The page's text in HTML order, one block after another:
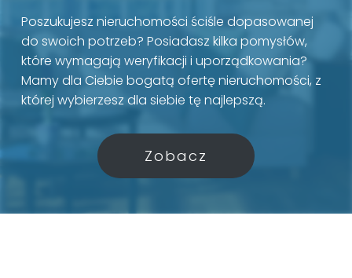
Poszukujesz nieruchomości ściśle dopasowanej
do swoich potrzeb? Posiadasz kilka pomysłów,
które wymagają weryfikacji i uporządkowania?
Mamy dla Ciebie bogatą ofertę nieruchomości, z
której wybierzesz dla siebie tę najlepszą.
Zobacz